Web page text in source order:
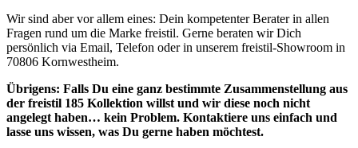
Wir sind aber vor allem eines: Dein kompetenter Berater in allen
Fragen rund um die Marke freistil. Gerne beraten wir Dich
persönlich via Email, Telefon oder in unserem freistil-Showroom in
70806 Kornwestheim.
Übrigens: Falls Du eine ganz bestimmte Zusammenstellung aus
der freistil 185 Kollektion willst und wir diese noch nicht
angelegt haben… kein Problem. Kontaktiere uns einfach und
lasse uns wissen, was Du gerne haben möchtest.